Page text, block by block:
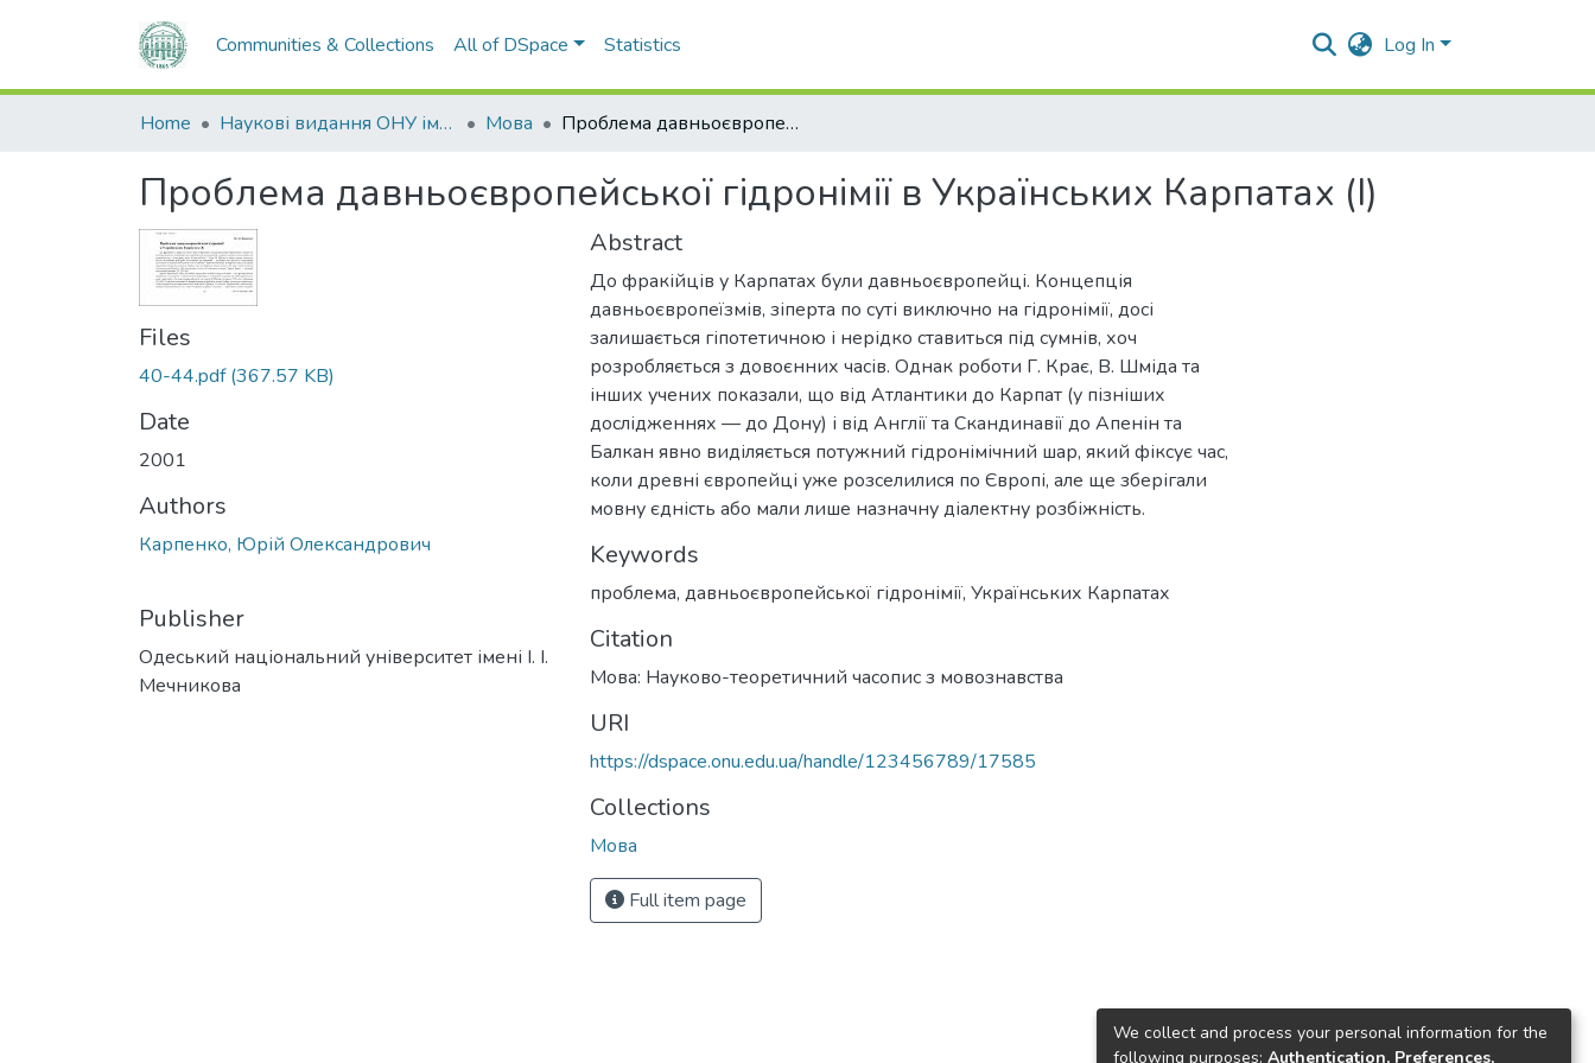
Communities & Collections All of DSpace Statistics Log In
Home Наукові видання ОНУ імені І. І. Мечникова Мова Проблема давньоєвропейської гідронімії в Українських Карпатах (I)
Проблема давньоєвропейської гідронімії в Українських Карпатах (I)
Files
40-44.pdf(367.57 KB)
Date
2001
Authors
Карпенко, Юрій Олександрович
Publisher
Одеський національний університет імені І. І.
Мечникова
Abstract
До фракійців у Карпатах були давньоєвропейці. Концепція
давньоєвропеїзмів, зіперта по суті виключно на гідронімії, досі
залишається гіпотетичною і нерідко ставиться під сумнів, хоч
розробляється з довоєнних часів. Однак роботи Г. Крає, В. Шміда та
інших учених показали, що від Атлантики до Карпат (у пізніших
дослідженнях — до Дону) і від Англії та Скандинавії до Апенін та
Балкан явно виділяється потужний гідронімічний шар, який фіксує час,
коли древні європейці уже розселилися по Європі, але ще зберігали
мовну єдність або мали лише назначну діалектну розбіжність.
Keywords
проблема, давньоєвропейської гідронімії, Українських Карпатах
Citation
Мова: Науково-теоретичний часопис з мовознавства
URI
https://dspace.onu.edu.ua/handle/123456789/17585
Collections
Мова
Full item page
We collect and process your personal information for the
following purposes: Authentication, Preferences,